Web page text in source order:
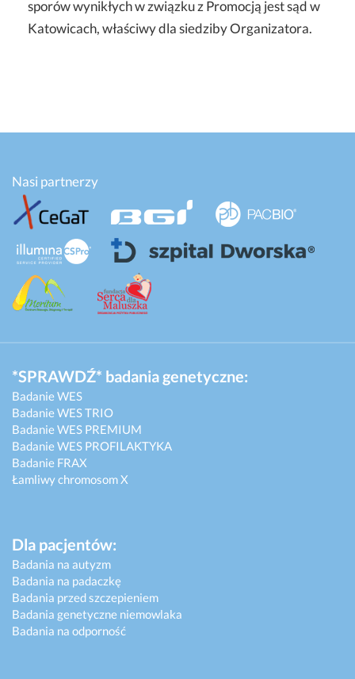
sporów wynikłych w związku z Promocją jest sąd w
Katowicach, właściwy dla siedziby Organizatora.
Nasi partnerzy
*SPRAWDŹ* badania genetyczne:
Badanie WES
Badanie WES TRIO
Badanie WES PREMIUM
Badanie WES PROFILAKTYKA
Badanie FRAX
Łamliwy chromosom X
Dla pacjentów:
Badania na autyzm
Badania na padaczkę
Badania przed szczepieniem
Badania genetyczne niemowlaka
Badania na odporność